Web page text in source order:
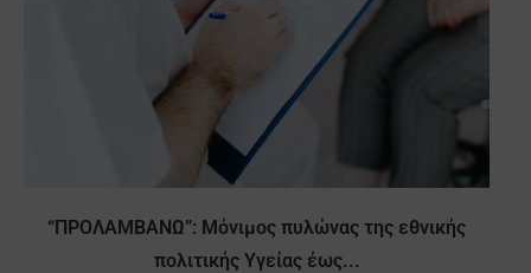
“ΠΡΟΛΑΜΒΑΝΩ”: Μόνιμος πυλώνας της εθνικής
πολιτικής Υγείας έως...